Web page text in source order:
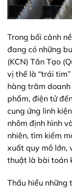
Trong bối cảnh
đang có những
(KCN) Tân Tạo
vị thế là “trái
hàng trăm
phẩm, điện tử
cung ứng linh
nhôm định hình
nhiên, tìm kiếm
xuất quy mô lớn,
thuật là bài toán
Thấu hiểu những